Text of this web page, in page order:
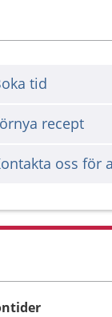
tid
recept
oss för